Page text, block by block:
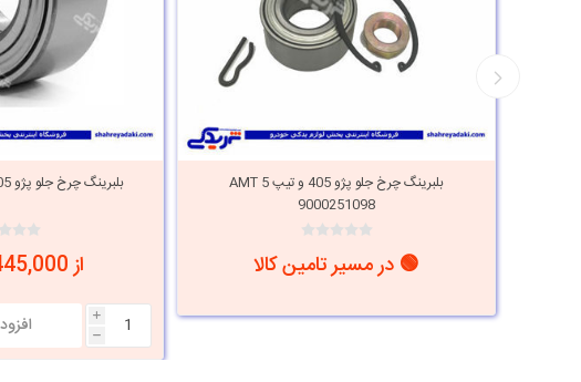
بلبرینگ چرخ جلو پژو 405 و تیپ 5 AMT
9000251098
🟢 در مسیر تامین کالا
بلبرینگ چرخ جلو پژو 405 و تیپ 5 MWH 75
از 14,445,000 ریال
i
h